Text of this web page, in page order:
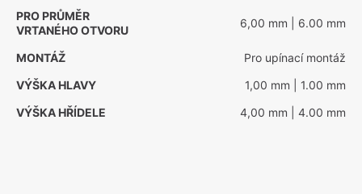
PRO PRŮMĚR
VRTANÉHO OTVORU
6,00 mm | 6.00 mm
MONTÁŽ
Pro upínací montáž
VÝŠKA HLAVY
1,00 mm | 1.00 mm
VÝŠKA HŘÍDELE
4,00 mm | 4.00 mm